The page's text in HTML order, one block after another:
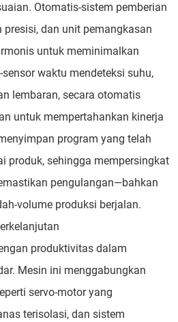
Otomatis-sistem pemberian
dan unit pemangkasan
untuk meminimalkan
waktu mendeteksi suhu,
lembaran, secara otomatis
untuk mempertahankan kinerja
program yang telah
produk, sehingga mempersingkat
pengulangan—bahkan
volume produksi berjalan.
produktivitas dalam
Mesin ini menggabungkan
servo-motor yang
terisolasi, dan sistem